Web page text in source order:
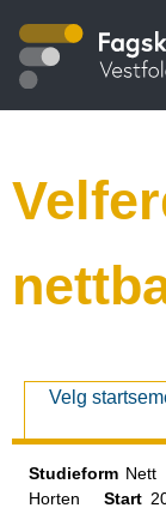
hovedinnhold
S
t
u
d
e
k
V
Velg
Studieform Nett
Horten
Start